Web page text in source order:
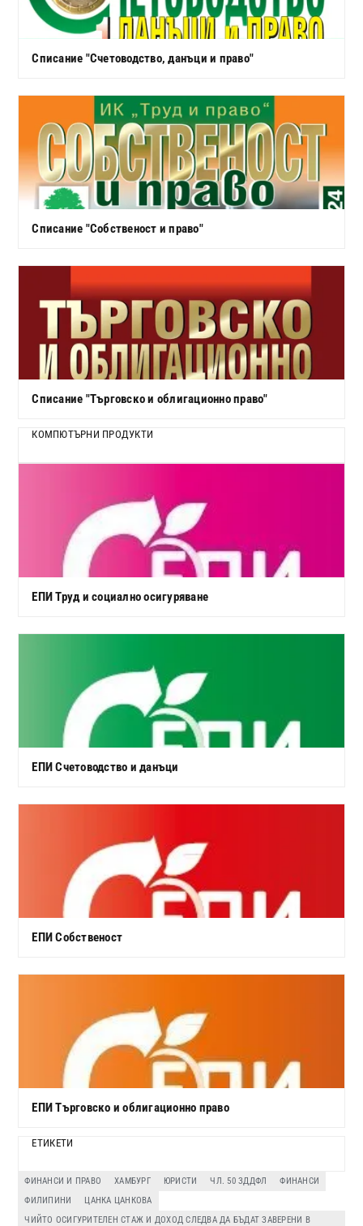
Списание "Счетоводство, данъци и право"
Списание "Собственост и право"
Списание "Търговско и облигационно право"
КОМПЮТЪРНИ ПРОДУКТИ
ЕПИ Труд и социално осигуряване
ЕПИ Счетоводство и данъци
ЕПИ Собственост
ЕПИ Търговско и облигационно право
ЕТИКЕТИ
ФИНАНСИ И ПРАВО ХАМБУРГ ЮРИСТИ ЧЛ. 50 ЗДДФЛ
ФИНАНСИ
ФИЛИПИНИ
ЦАНКА ЦАНКОВА
ЧИЙТО ОСИГУРИТЕЛЕН СТАЖ И ДОХОД СЛЕДВА ДА БЪДАТ ЗАВЕРЕНИ В